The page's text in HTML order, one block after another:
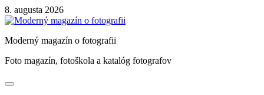
Skip
to
8. augusta 2026
Moderný magazín o fotografii
Foto magazín, fotoškola a katalóg fotografov